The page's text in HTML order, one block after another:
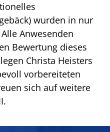
wurden in nur
Anwesenden
Bewertung dieses
Christa Heisters
vorbereiteten
sich auf weitere